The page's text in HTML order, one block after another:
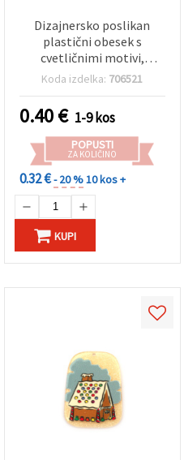
Dizajnersko poslikan
plastični obesek s
cvetličnimi motivi,
35×32×2 mm, luknja 1
Koda izdelka: 706521
0.40€ 1-9 kos
POPUSTI
ZA KOLIČINO
0.32 €- 20 %10 kos +
KUPI